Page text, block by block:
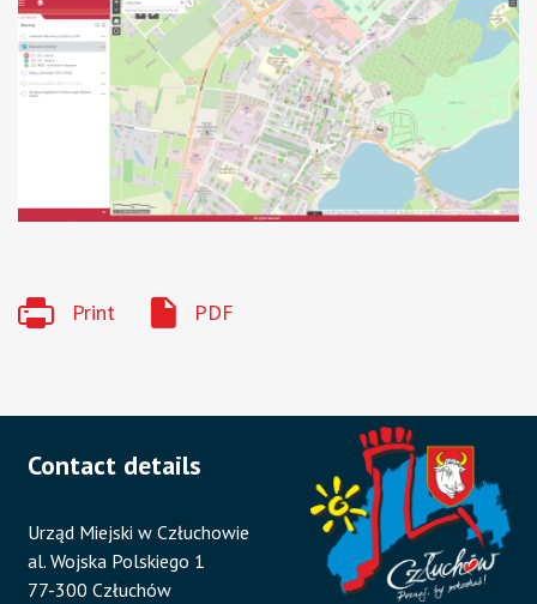
Print PDF
Contact details
Urząd Miejski w Człuchowie
al. Wojska Polskiego 1
77-300 Człuchów